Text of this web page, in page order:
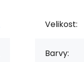
Velikost:
Barvy: